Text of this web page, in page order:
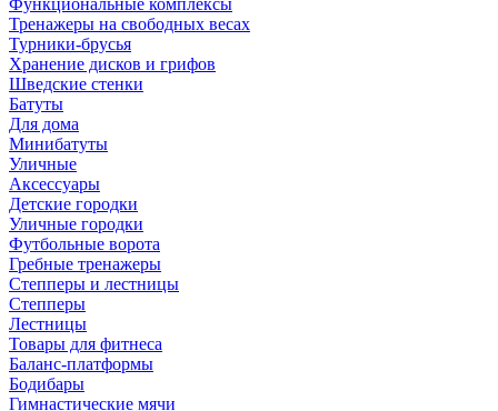
Функциональные комплексы
Тренажеры на свободных весах
Турники-брусья
Хранение дисков и грифов
Шведские стенки
Батуты
Для дома
Минибатуты
Уличные
Аксессуары
Детские городки
Уличные городки
Футбольные ворота
Гребные тренажеры
Степперы и лестницы
Степперы
Лестницы
Товары для фитнеса
Баланс-платформы
Бодибары
Гимнастические мячи